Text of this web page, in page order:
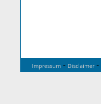
Impressum - Disclaimer-